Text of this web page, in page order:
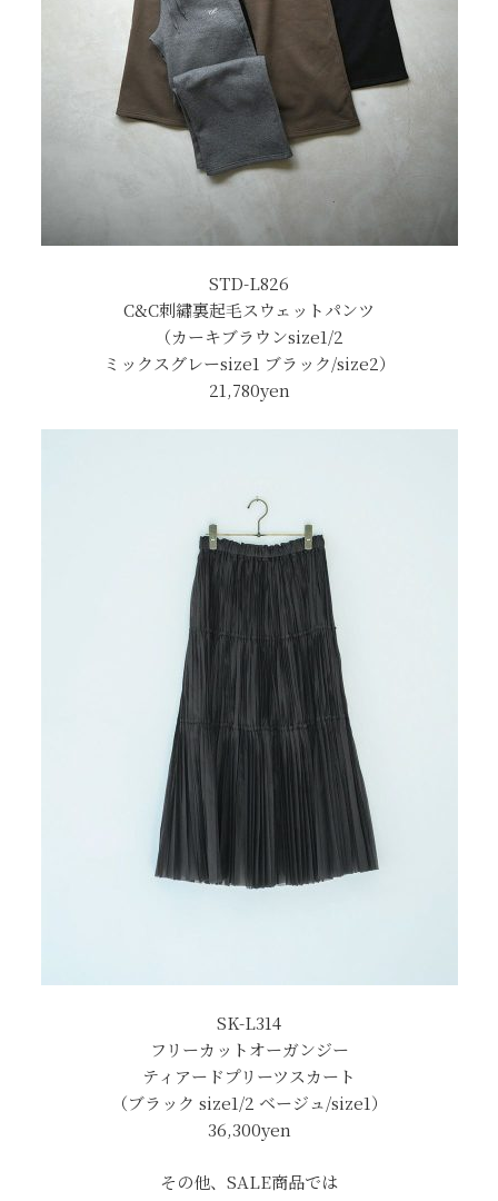
STD-L826
C&C刺繡裏起毛スウェットパンツ
（カーキブラウンsize1/2
ミックスグレーsize1 ブラック/size2）
21,780yen
SK-L314
フリーカットオーガンジー
ティアードプリーツスカート
（ブラック size1/2 ベージュ/size1）
36,300yen
その他、SALE商品では